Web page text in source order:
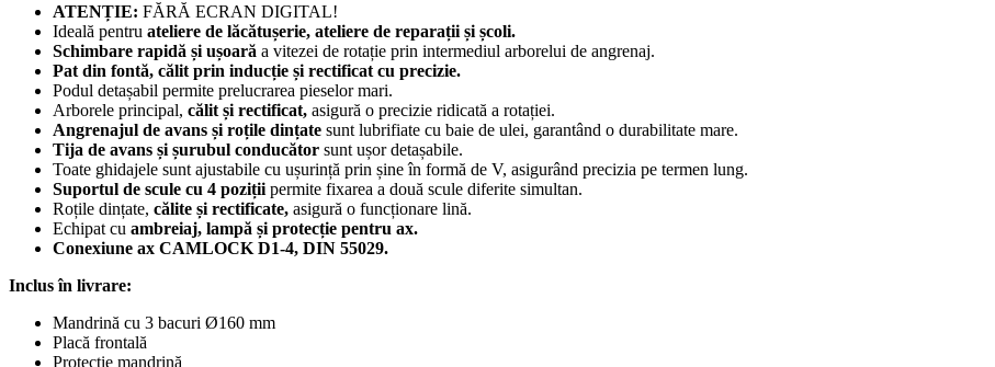
ATENȚIE: FĂRĂ ECRAN DIGITAL!
Ideală pentru ateliere de lăcătușerie, ateliere de reparații și școli.
Schimbare rapidă și ușoară a vitezei de rotație prin intermediul arborelui de angrenaj.
Pat din fontă, călit prin inducție și rectificat cu precizie.
Podul detașabil permite prelucrarea pieselor mari.
Arborele principal, călit și rectificat, asigură o precizie ridicată a rotației.
Angrenajul de avans și roțile dințate sunt lubrifiate cu baie de ulei, garantând o durabilitate mare.
Tija de avans și șurubul conducător sunt ușor detașabile.
Toate ghidajele sunt ajustabile cu ușurință prin șine în formă de V, asigurând precizia pe termen lung.
Suportul de scule cu 4 poziții permite fixarea a două scule diferite simultan.
Roțile dințate, călite și rectificate, asigură o funcționare lină.
Echipat cu ambreiaj, lampă și protecție pentru ax.
Conexiune ax CAMLOCK D1-4, DIN 55029.
Inclus în livrare:
Mandrină cu 3 bacuri Ø160 mm
Placă frontală
Protecție mandrină